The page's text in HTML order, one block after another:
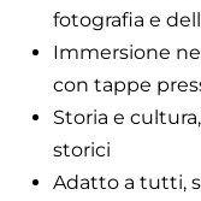
fotografia e
Immersione
con tappe
Storia e
storici
Adatto a tutti,